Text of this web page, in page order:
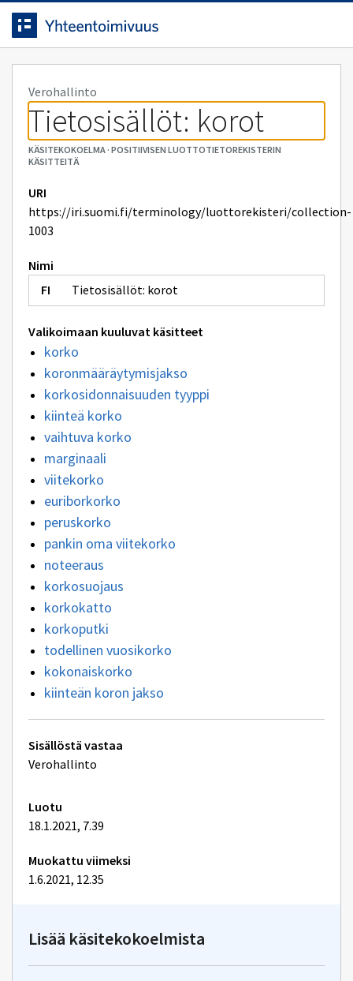
Siirrytty
sivulle
Siirry suoraan sisältöön.
Verohallinto
Tietosisällöt: korot
KÄSITEKOKOELMA· POSITIIVISEN LUOTTOTIETOREKISTERIN
KÄSITTEITÄ
URI
https://iri.suomi.fi/terminology/luottorekisteri/collection-
1003
Nimi
Tietosisällöt: korot
Valikoimaan kuuluvat käsitteet
korko
koronmääräytymisjakso
korkosidonnaisuuden tyyppi
kiinteä korko
vaihtuva korko
marginaali
viitekorko
euriborkorko
peruskorko
pankin oma viitekorko
noteeraus
korkosuojaus
korkokatto
korkoputki
todellinen vuosikorko
kokonaiskorko
kiinteän koron jakso
Tekniset
lisätiedot
Sisällöstä vastaa
Verohallinto
Luotu
18.1.2021, 7.39
Muokattu viimeksi
1.6.2021, 12.35
Lisää käsitekokoelmista